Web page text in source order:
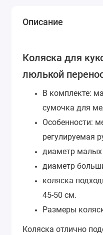
Описание
Коляска для
люлькой
В комплекте:
сумочка для
Особенности:
регулируемая
диаметр малых
диаметр
коляска
45-50 см.
Размеры
Коляска отлично